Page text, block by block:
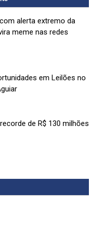
alerta extremo da
meme nas redes
em Leilões no
de R$ 130 milhões